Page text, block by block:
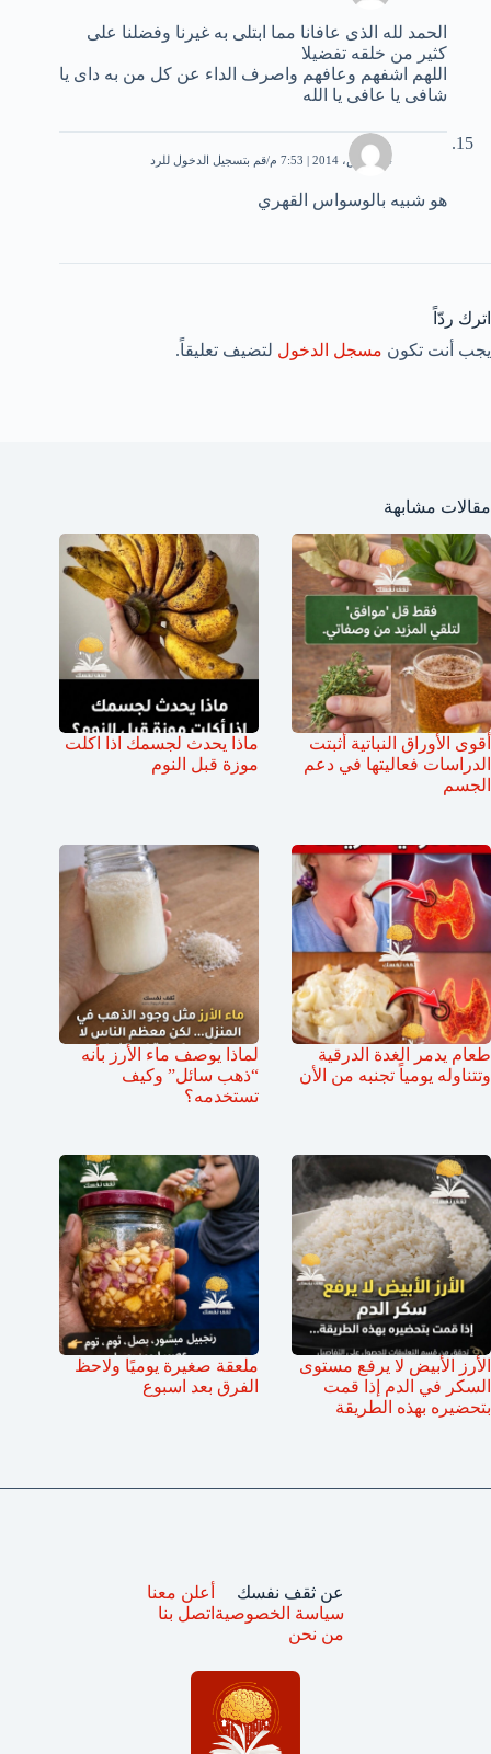
الحمد لله الذى عافانا مما ابتلى به غيرنا وفضلنا على
كثير من خلقه تفضيلا
اللهم اشفهم وعافهم واصرف الداء عن كل من به داى يا
شافى يا عافى يا الله
محمد
14 مارس، 2014 | 7:53 م قم بتسجيل الدخول للرد
هو شبيه بالوسواس القهري
اترك ردّاً
يجب أنت تكون مسجل الدخول لتضيف تعليقاً.
مقالات مشابهة
أقوى الأوراق النباتية أثبتت
الدراسات فعاليتها في دعم
الجسم
ماذا يحدث لجسمك اذا اكلت
موزة قبل النوم
طعام يدمر الغدة الدرقية
وتتناوله يومياً تجنبه من الأن
لماذا يوصف ماء الأرز بأنه
“ذهب سائل” وكيف
تستخدمه؟
الأرز الأبيض لا يرفع مستوى
السكر في الدم إذا قمت
بتحضيره بهذه الطريقة
ملعقة صغيرة يوميًا ولاحظ
الفرق بعد اسبوع
عن ثقف نفسك
سياسة الخصوصية
من نحن
أعلن معنا
اتصل بنا